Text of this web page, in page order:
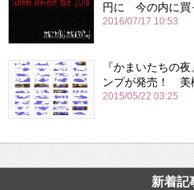
円に 今の内に買
2016/07/17 10:53
『かまいたちの
ンプが発売！ 美
2015/05/22 03:25
新着記